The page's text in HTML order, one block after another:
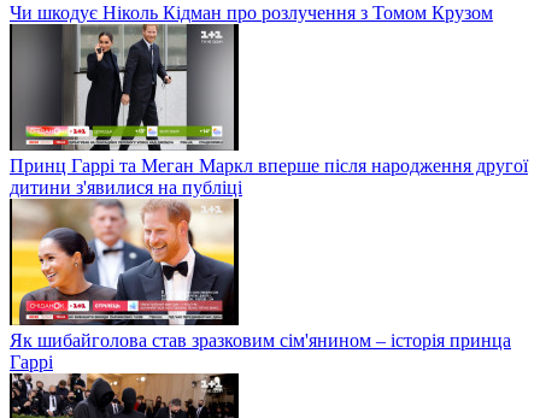
Чи шкодує Ніколь Кідман про розлучення з Томом Крузом
Принц Гаррі та Меган Маркл вперше після народження другої
дитини з'явилися на публіці
Як шибайголова став зразковим сім'янином – історія принца
Гаррі